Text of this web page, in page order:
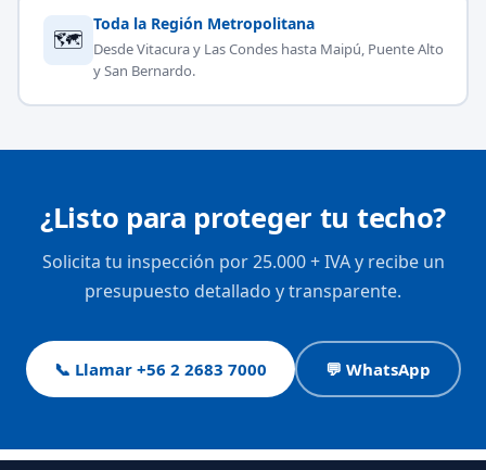
🗺
Toda la Región Metropolitana
Desde Vitacura y Las Condes hasta Maipú, Puente Alto
y San Bernardo.
¿Listo para proteger tu techo?
Solicita tu inspección por 25.000 + IVA y recibe un
presupuesto detallado y transparente.
📞 Llamar +56 2 2683 7000 💬 WhatsApp